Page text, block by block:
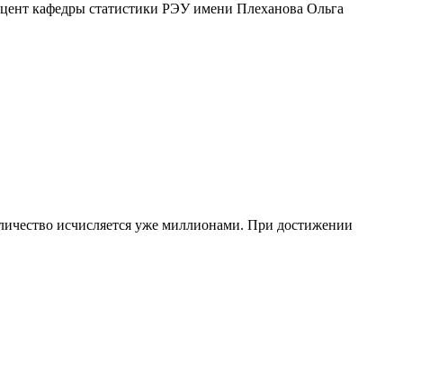
кафедры статистики РЭУ имени Плеханова Ольга
исчисляется уже миллионами. При достижении